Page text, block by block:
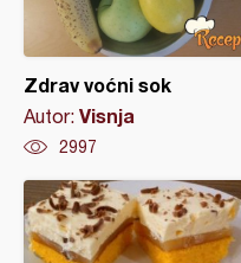
Zdrav voćni sok
Autor: Visnja
2997